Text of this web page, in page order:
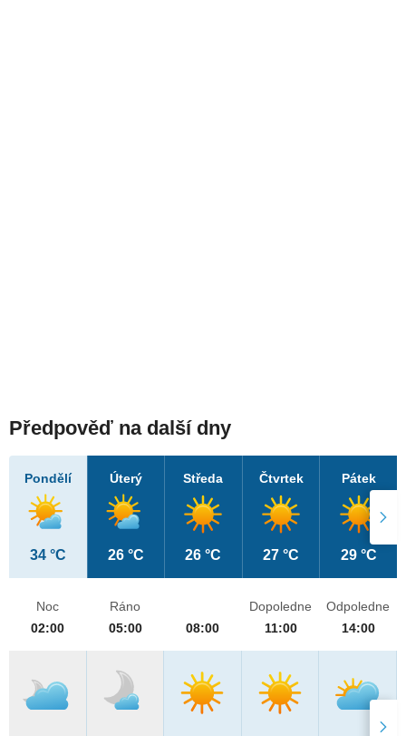
Předpověď na další dny
Pondělí
34 °C
Úterý
26 °C
Středa
26 °C
Čtvrtek
27 °C
Pátek
29 °C
Noc
02:00
Ráno
05:00
08:00
Dopoledne
11:00
Odpoledne
14:00